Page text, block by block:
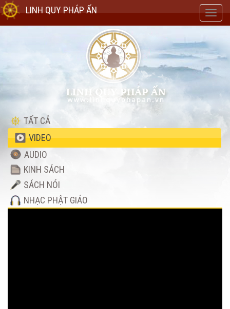
LINH QUY PHÁP ẤN
TẤT CẢ
VIDEO
AUDIO
KINH SÁCH
SÁCH NÓI
NHẠC PHẬT GIÁO